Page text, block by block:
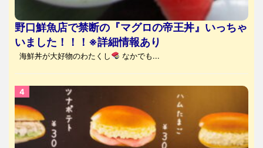
野口鮮魚店で禁断の『マグロの帝王丼』いっちゃ
いました！！！※詳細情報あり
海鮮丼が大好物のわたくし なかでも...